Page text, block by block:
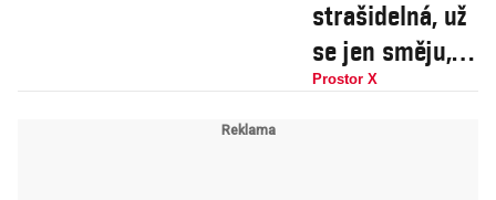
mají dopady
jako
protektorát
strašidelná, už
se jen směju,
vůbec nás
Prostor X